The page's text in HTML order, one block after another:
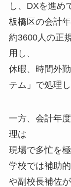
し、 DXを進め
板橋区の会計
約3600人の正
用し、
休暇、時間外
テム」で処理し
一方、会計年
理は
現場で多忙を
学校では補助
や副校長補佐が